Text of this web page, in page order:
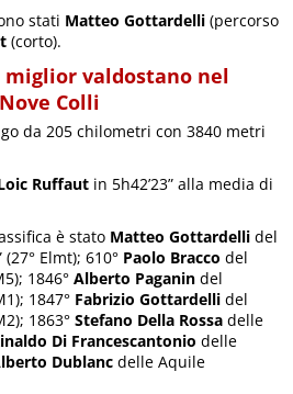
stati Matteo Gottardelli (percorso
(corto).
valdostano nel
Colli
da 205 chilometri con 3840 metri
Ruffaut in 5h42’23” alla media di
è stato Matteo Gottardelli del
(27° Elmt); 610° Paolo Bracco del
1846°Alberto Paganin del
1847° Fabrizio Gottardelli del
1863°Stefano Della Rossa delle
Di Francescantonio delle
Dublanc delle Aquile